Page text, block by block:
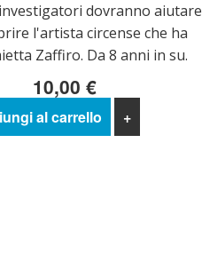
dovranno aiutare
l'artista circense che ha
Zaffiro. Da 8 anni in su.
10,00 €
al carrello +